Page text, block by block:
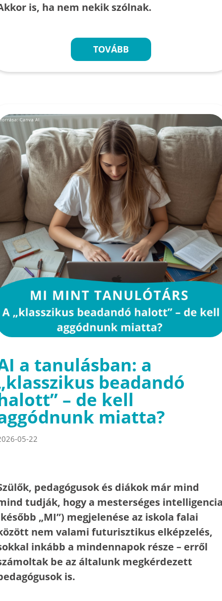
is, ha nem nekik szólnak.
TOVÁBB
a tanulásban: a
beadandó
– de kell
miatta?
05-22
pedagógusok és diákok már mind
tudják, hogy a mesterséges
„MI”) megjelenése az iskola falai
nem valami futurisztikus elképzelés,
inkább a mindennapok része – erről
be az általunk megkérdezett
is.